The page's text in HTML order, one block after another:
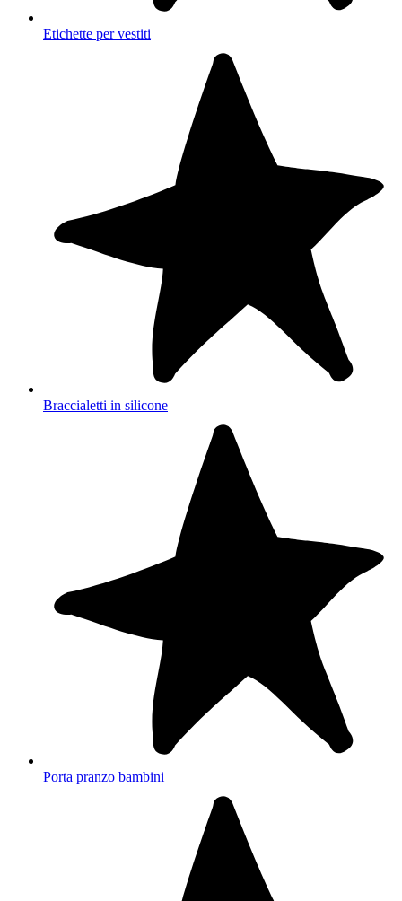
Etichette per vestiti
Braccialetti in silicone
Porta pranzo bambini